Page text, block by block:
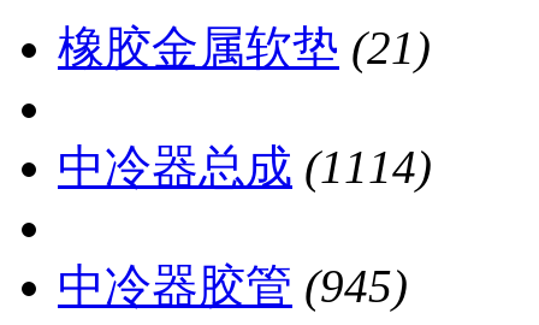
橡胶金属软垫 (21)
中冷器总成 (1114)
中冷器胶管 (945)